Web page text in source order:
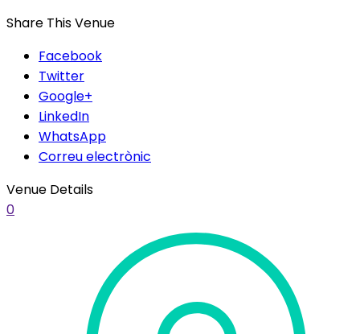
Share This Venue
Facebook
Twitter
Google+
LinkedIn
WhatsApp
Correu electrònic
Venue Details
0